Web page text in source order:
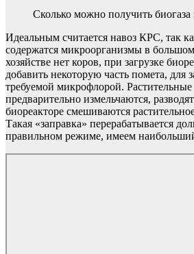
Сколько можно получить биогаза
Идеальным считается навоз КРС, так
содержатся микроорганизмы в
хозяйстве нет коров, при загрузке
добавить некоторую часть помета, для
требуемой микрофлорой. Растительные
предварительно измельчаются,
биореакторе смешиваются
Такая «заправка» перерабатывается
правильном режиме, имеем